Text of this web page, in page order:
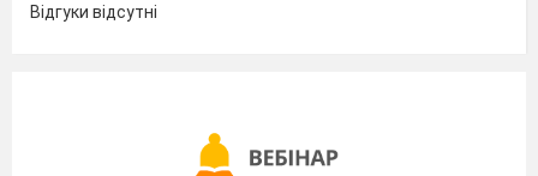
Відгуки відсутні